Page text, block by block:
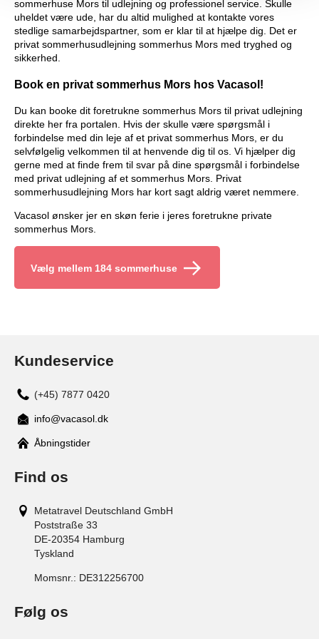
sommerhuse Mors til udlejning og professionel service. Skulle
uheldet være ude, har du altid mulighed at kontakte vores
stedlige samarbejdspartner, som er klar til at hjælpe dig. Det er
privat sommerhusudlejning sommerhus Mors med tryghed og
sikkerhed.
Book en privat sommerhus Mors hos Vacasol!
Du kan booke dit foretrukne sommerhus Mors til privat udlejning
direkte her fra portalen. Hvis der skulle være spørgsmål i
forbindelse med din leje af et privat sommerhus Mors, er du
selvfølgelig velkommen til at henvende dig til os. Vi hjælper dig
gerne med at finde frem til svar på dine spørgsmål i forbindelse
med privat udlejning af et sommerhus Mors. Privat
sommerhusudlejning Mors har kort sagt aldrig været nemmere.
Vacasol ønsker jer en skøn ferie i jeres foretrukne private
sommerhus Mors.
Vælg mellem 184 sommerhuse
Kundeservice
(+45) 7877 0420
info@vacasol.dk
Åbningstider
Find os
Metatravel Deutschland GmbH
Poststraße 33
DE-20354 Hamburg
Tyskland
Momsnr.: DE312256700
Følg os